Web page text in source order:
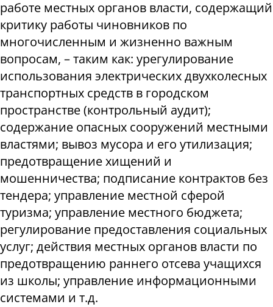
работе местных органов власти, содержащий
критику работы чиновников по
многочисленным и жизненно важным
вопросам, – таким как: урегулирование
использования электрических двухколесных
транспортных средств в городском
пространстве (контрольный аудит);
содержание опасных сооружений местными
властями; вывоз мусора и его утилизация;
предотвращение хищений и
мошенничества; подписание контрактов без
тендера; управление местной сферой
туризма; управление местного бюджета;
регулирование предоставления социальных
услуг; действия местных органов власти по
предотвращению раннего отсева учащихся
из школы; управление информационными
системами и т.д.